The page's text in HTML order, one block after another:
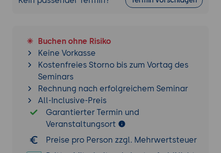
Buchen ohne Risiko
Keine Vorkasse
Kostenfreies Storno bis zum Vortag des
Seminars
Rechnung nach erfolgreichem Seminar
All-Inclusive-Preis
Garantierter Termin und
Veranstaltungsort
Preise pro Person zzgl. Mehrwertsteuer